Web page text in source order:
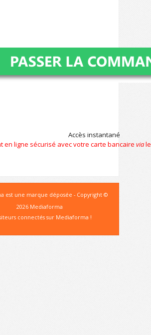
Accès instantané
en ligne sécurisé avec votre carte bancaire viale
est une marque déposée - Copyright ©
2026 Mediaforma
connectés sur Mediaforma !